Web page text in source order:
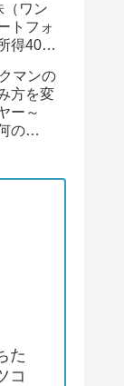
（ワン
トフォ
得400
マンの
方を変
ー～
の
た
コ